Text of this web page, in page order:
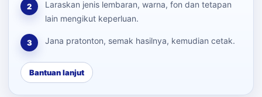
2
Laraskan jenis lembaran, warna, fon dan tetapan
lain mengikut keperluan.
3 Jana pratonton, semak hasilnya, kemudian cetak.
Bantuan lanjut